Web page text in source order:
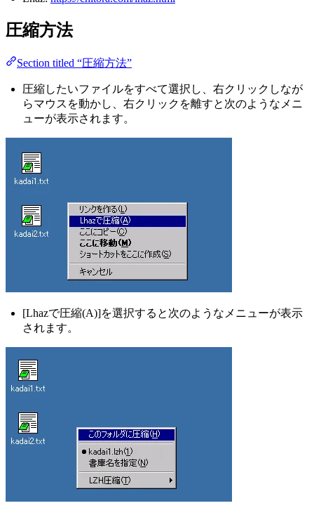
圧縮方法
Section titled “圧縮方法”
圧縮したいファイルをすべて選択し、右クリックしなが
らマウスを動かし、右クリックを離すと次のようなメニ
ューが表示されます。
[Lhazで圧縮(A)]を選択すると次のようなメニューが表示
されます。